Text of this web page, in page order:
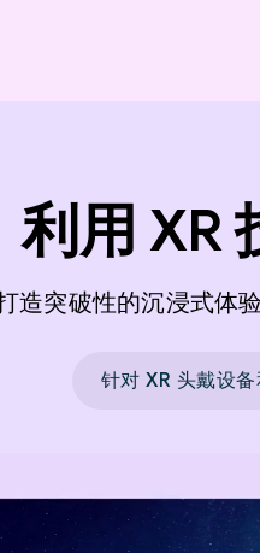
利用 XR
造突破性的沉浸式体
针对 XR 头戴设